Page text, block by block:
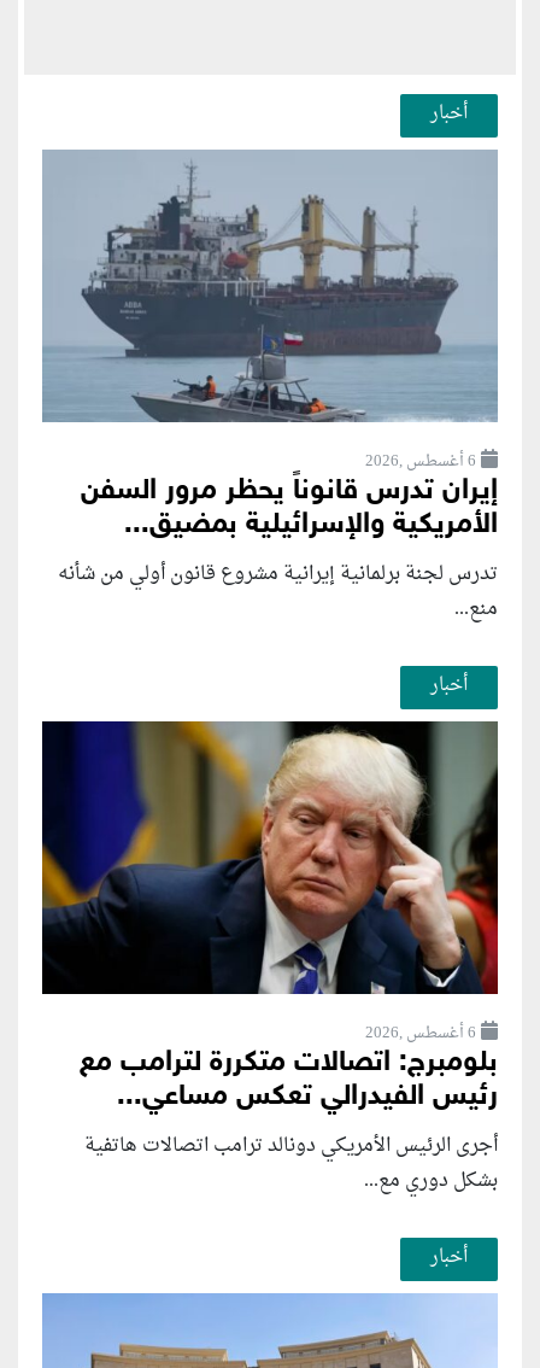
أخبار
6 أغسطس ,2026
إيران تدرس قانوناً يحظر مرور السفن
الأمريكية والإسرائيلية بمضيق...
تدرس لجنة برلمانية إيرانية مشروع قانون ⁠أولي من شأنه
منع...
أخبار
6 أغسطس ,2026
بلومبرج: اتصالات متكررة لترامب مع
رئيس الفيدرالي تعكس مساعي...
أجرى الرئيس الأمريكي دونالد ترامب اتصالات هاتفية
بشكل دوري مع...
أخبار